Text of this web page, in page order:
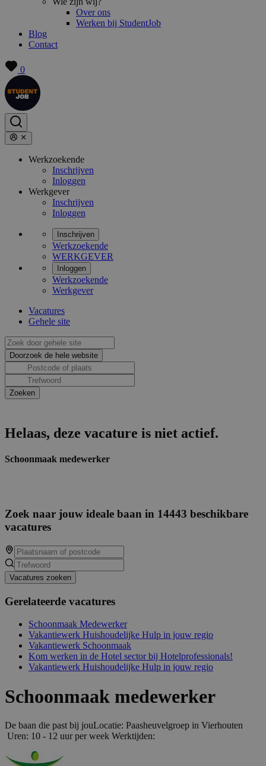
Over ons
Werken bij StudentJob
Blog
Contact
0
Werkzoekende
Inschrijven
Inloggen
Werkgever
Inschrijven
Inloggen
Inschrijven
Werkzoekende
WERKGEVER
Inloggen
Werkzoekende
Werkgever
Vacatures
Gehele site
Helaas, deze vacature is niet actief.
Schoonmaak medewerker
Zoek naar jouw ideale baan in 14443 beschikbare
vacatures
Vacatures zoeken
Gerelateerde vacatures
Schoonmaak Medewerker
Vakantiewerk Huishoudelijke Hulp in jouw regio
Vakantiewerk Schoonmaak
Kom werken in de Hotel sector bij Hotelprofessionals!
Vakantiewerk Huishoudelijke Hulp in jouw regio
Schoonmaak medewerker
De baan die past bij jouLocatie: Paasheuvelgroep in Vierhouten
Uren: 10 - 12 uur per week Werktijden: